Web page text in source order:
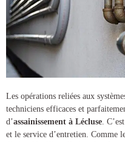
Les opérations reliées aux
techniciens efficaces et
d’assainissement à Lécluse.
et le service d’entretien. Comme